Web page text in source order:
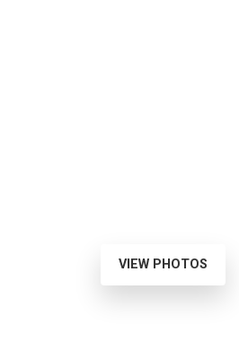
VIEW PHOTOS